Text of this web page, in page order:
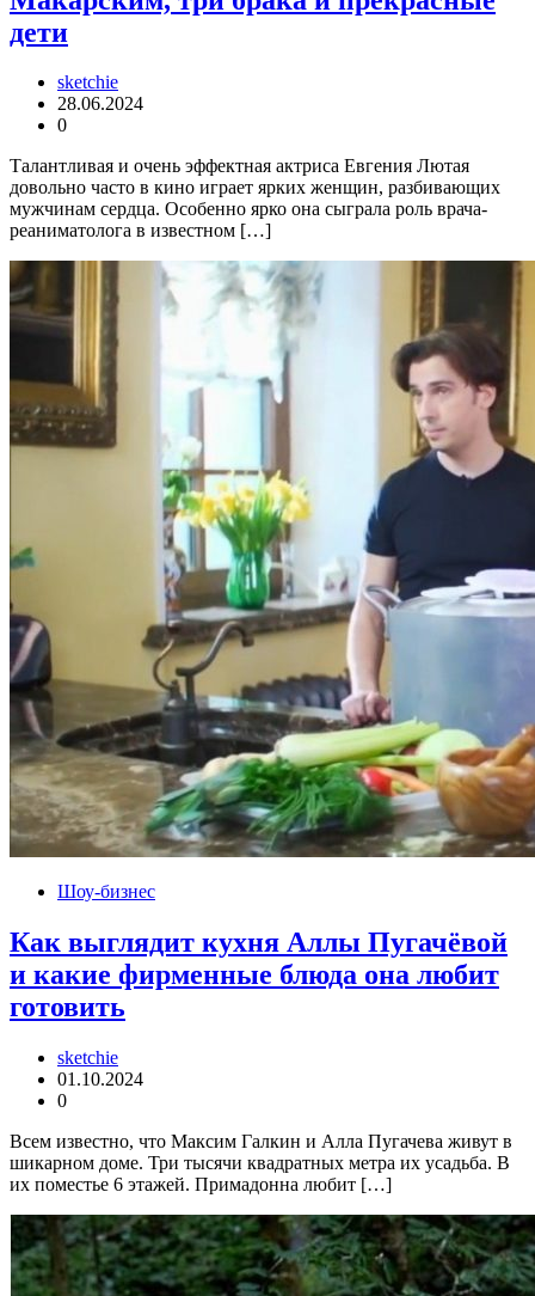
дети
sketchie
28.06.2024
0
Талантливая и очень эффектная актриса Евгения Лютая
довольно часто в кино играет ярких женщин, разбивающих
мужчинам сердца. Особенно ярко она сыграла роль врача-
реаниматолога в известном […]
Шоу-бизнес
Как выглядит кухня Аллы Пугачёвой
и какие фирменные блюда она любит
готовить
sketchie
01.10.2024
0
Всем известно, что Максим Галкин и Алла Пугачева живут в
шикарном доме. Три тысячи квадратных метра их усадьба. В
их поместье 6 этажей. Примадонна любит […]